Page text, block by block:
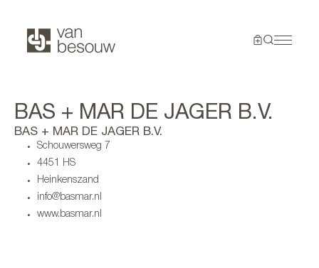
BAS + MAR DE JAGER B.V.
BAS + MAR DE JAGER B.V.
Schouwersweg 7
4451 HS
Heinkenszand
info@basmar.nl
www.basmar.nl